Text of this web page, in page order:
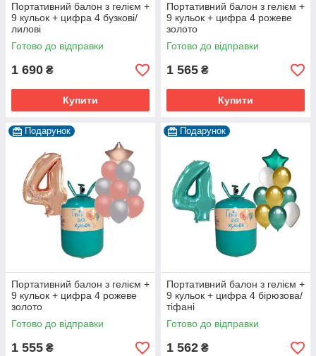
Портативний балон з гелієм +
9 кульок + цифра 4 бузкові/
лилові
Готово до відправки
1 690 ₴
Купити
Портативний балон з гелієм +
9 кульок + цифра 4 рожеве
золото
Готово до відправки
1 565 ₴
Купити
Подарунок
Портативний балон з гелієм +
9 кульок + цифра 4 рожеве
золото
Готово до відправки
1 555 ₴
Подарунок
Портативний балон з гелієм +
9 кульок + цифра 4 бірюзова/
тіфані
Готово до відправки
1 562 ₴